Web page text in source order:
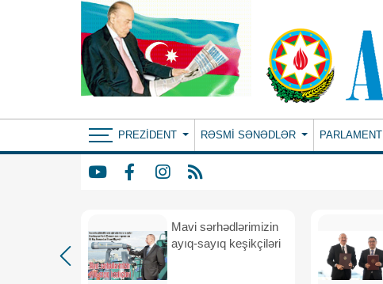
PREZIDENT RƏSMI SƏNƏDLƏR PARLAMENT
Mavi sərhədlərimizin
ayıq-sayıq keşikçiləri